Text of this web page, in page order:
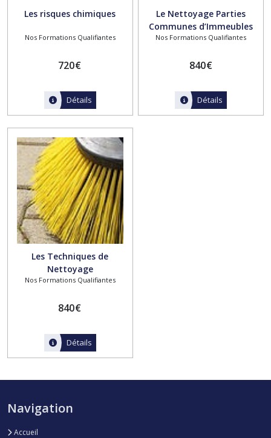
Les risques chimiques
Nos Formations Qualifiantes
720€
Détails
Le Nettoyage Parties
Communes d’Immeubles
Nos Formations Qualifiantes
840€
Détails
Les Techniques de
Nettoyage
Nos Formations Qualifiantes
840€
Détails
Navigation
Accueil